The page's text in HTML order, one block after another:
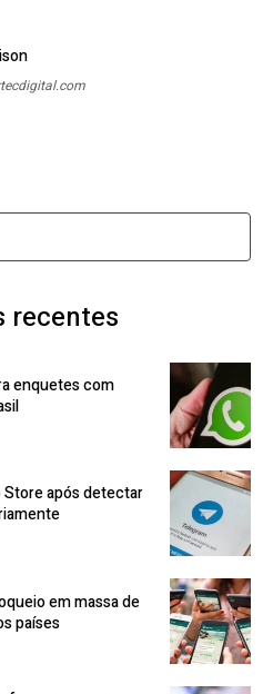
recentes
enquetes com
após detectar
em massa de
países